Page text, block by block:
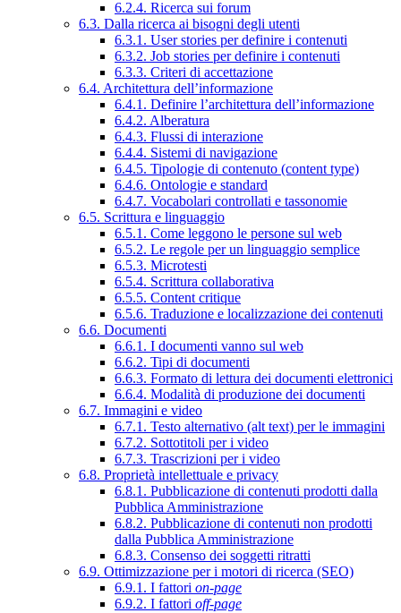
6.2.4. Ricerca sui forum
6.3. Dalla ricerca ai bisogni degli utenti
6.3.1. User stories per definire i contenuti
6.3.2. Job stories per definire i contenuti
6.3.3. Criteri di accettazione
6.4. Architettura dell’informazione
6.4.1. Definire l’architettura dell’informazione
6.4.2. Alberatura
6.4.3. Flussi di interazione
6.4.4. Sistemi di navigazione
6.4.5. Tipologie di contenuto (content type)
6.4.6. Ontologie e standard
6.4.7. Vocabolari controllati e tassonomie
6.5. Scrittura e linguaggio
6.5.1. Come leggono le persone sul web
6.5.2. Le regole per un linguaggio semplice
6.5.3. Microtesti
6.5.4. Scrittura collaborativa
6.5.5. Content critique
6.5.6. Traduzione e localizzazione dei contenuti
6.6. Documenti
6.6.1. I documenti vanno sul web
6.6.2. Tipi di documenti
6.6.3. Formato di lettura dei documenti elettronici
6.6.4. Modalità di produzione dei documenti
6.7. Immagini e video
6.7.1. Testo alternativo (alt text) per le immagini
6.7.2. Sottotitoli per i video
6.7.3. Trascrizioni per i video
6.8. Proprietà intellettuale e privacy
6.8.1. Pubblicazione di contenuti prodotti dalla
Pubblica Amministrazione
6.8.2. Pubblicazione di contenuti non prodotti
dalla Pubblica Amministrazione
6.8.3. Consenso dei soggetti ritratti
6.9. Ottimizzazione per i motori di ricerca (SEO)
6.9.1. I fattori on-page
6.9.2. I fattori off-page